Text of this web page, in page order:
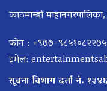
काठमान्डौ
फोन : +९७७-९८५१०८२२७५
इमेल:
सूचना विभाग दर्ता नं.